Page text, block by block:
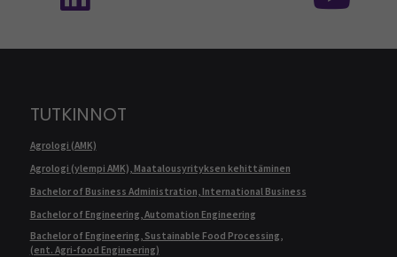
TUTKINNOT
Agrologi (AMK)
Agrologi (ylempi AMK), Maatalousyrityksen kehittäminen
Bachelor of Business Administration, International Business
Bachelor of Engineering, Automation Engineering
Bachelor of Engineering, Sustainable Food Processing,
(ent. Agri-food Engineering)